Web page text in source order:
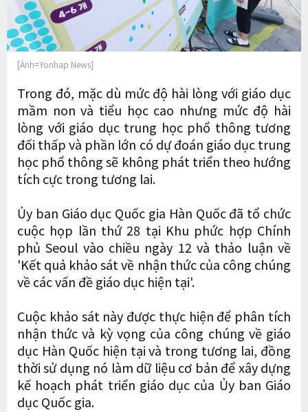
[Ảnh=Yonhap News]
Trong đó, mặc dù mức độ hài lòng với giáo dục
mầm non và tiểu học cao nhưng mức độ hài
lòng với giáo dục trung học phổ thông tương
đối thấp và phần lớn có dự đoán giáo dục trung
học phổ thông sẽ không phát triển theo hướng
tích cực trong tương lai.
Ủy ban Giáo dục Quốc gia Hàn Quốc đã tổ chức
cuộc họp lần thứ 28 tại Khu phức hợp Chính
phủ Seoul vào chiều ngày 12 và thảo luận về
'Kết quả khảo sát về nhận thức của công chúng
về các vấn đề giáo dục hiện tại'.
Cuộc khảo sát này được thực hiện để phân tích
nhận thức và kỳ vọng của công chúng về giáo
dục Hàn Quốc hiện tại và trong tương lai, đồng
thời sử dụng nó làm dữ liệu cơ bản để xây dựng
kế hoạch phát triển giáo dục của Ủy ban Giáo
dục Quốc gia.